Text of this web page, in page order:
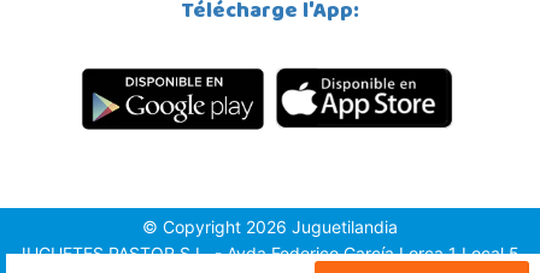
Télécharge l'App:
© Copyright 2026 Juguetilandia
JUGUETES PASTOR S.L. - Avda.Federico García Lorca 1 Local 5,